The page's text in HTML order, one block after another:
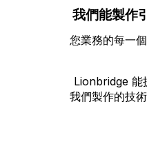
我們能製作
您業務的每一
Lionbridge 能
我們製作的技